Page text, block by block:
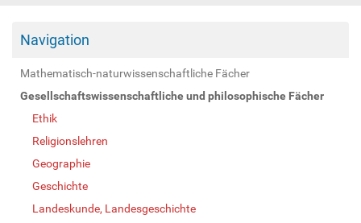
Navigation
Mathematisch-naturwissenschaftliche Fächer
Gesellschaftswissenschaftliche und philosophische Fächer
Ethik
Religionslehren
Geographie
Geschichte
Landeskunde, Landesgeschichte